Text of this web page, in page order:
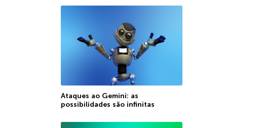
Ataques ao Gemini: as
possibilidades são infinitas